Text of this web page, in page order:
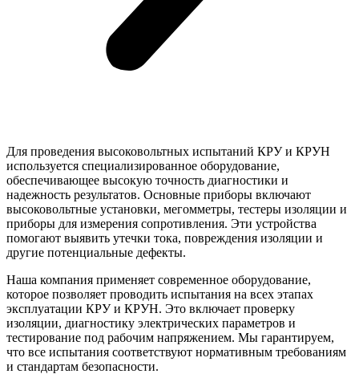
Для проведения высоковольтных испытаний КРУ и КРУН
используется специализированное оборудование,
обеспечивающее высокую точность диагностики и
надежность результатов. Основные приборы включают
высоковольтные установки, мегомметры, тестеры изоляции и
приборы для измерения сопротивления. Эти устройства
помогают выявить утечки тока, повреждения изоляции и
другие потенциальные дефекты.
Наша компания применяет современное оборудование,
которое позволяет проводить испытания на всех этапах
эксплуатации КРУ и КРУН. Это включает проверку
изоляции, диагностику электрических параметров и
тестирование под рабочим напряжением. Мы гарантируем,
что все испытания соответствуют нормативным требованиям
и стандартам безопасности.